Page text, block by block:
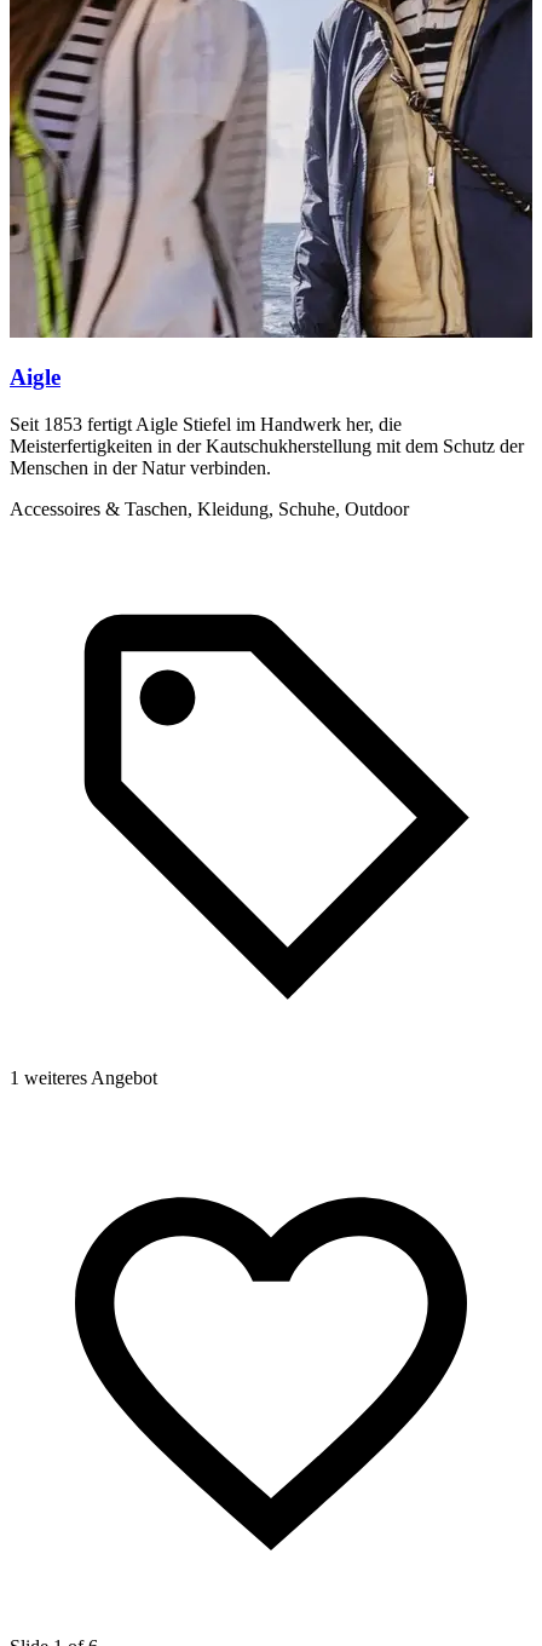
Aigle
Seit 1853 fertigt Aigle Stiefel im Handwerk her, die
Meisterfertigkeiten in der Kautschukherstellung mit dem Schutz der
Menschen in der Natur verbinden.
Accessoires & Taschen, Kleidung, Schuhe, Outdoor
1 weiteres Angebot